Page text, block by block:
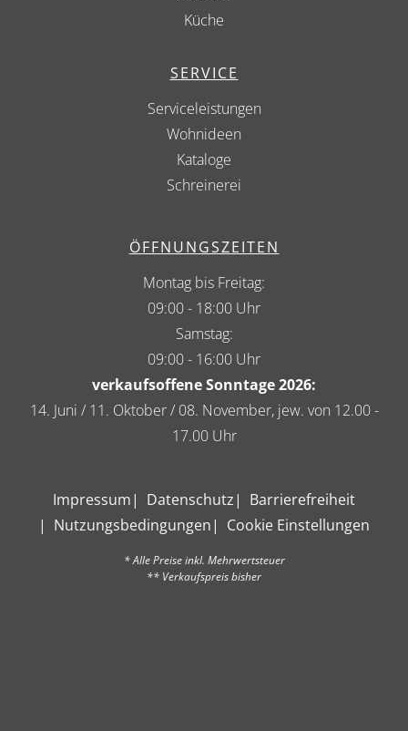
Küche
SERVICE
Serviceleistungen
Wohnideen
Kataloge
Schreinerei
ÖFFNUNGSZEITEN
Montag bis Freitag:
09:00 - 18:00 Uhr
Samstag:
09:00 - 16:00 Uhr
verkaufsoffene Sonntage 2026:
14. Juni / 11. Oktober / 08. November, jew. von 12.00 -
17.00 Uhr
Impressum Datenschutz
Barrierefreiheit
Nutzungsbedingungen
Cookie Einstellungen
* Alle Preise inkl. Mehrwertsteuer
** Verkaufspreis bisher